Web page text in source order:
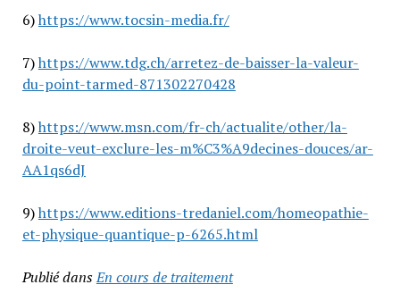
6)https://www.tocsin-media.fr/
7)https://www.tdg.ch/arretez-de-baisser-la-valeur-
du-point-tarmed-871302270428
8)https://www.msn.com/fr-ch/actualite/other/la-
droite-veut-exclure-les-m%C3%A9decines-douces/ar-
AA1qs6dJ
9)https://www.editions-tredaniel.com/homeopathie-
et-physique-quantique-p-6265.html
Publié dansEn cours de traitement